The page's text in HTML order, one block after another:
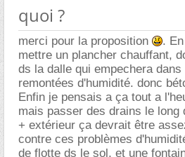
quoi ?
merci pour la proposition
.
mettre un plancher chauffant,
ds la dalle qui empechera
remontées d'humidité. donc
Enfin je pensais a ça tout a
mais passer des drains le long
+ extérieur ça devrait être
contre ces problèmes
de flotte ds le sol, et une